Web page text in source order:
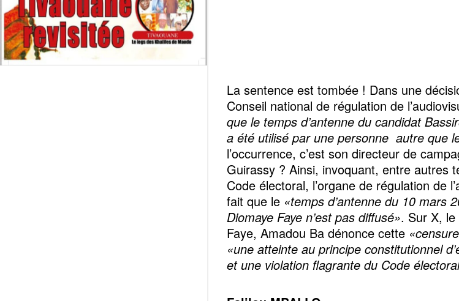
La sentence est tombée ! Dans une
Conseil national de régulation de
que le temps d’antenne du candidat
a été utilisé par une personne autre que
l’occurrence, c’est son directeur de
Guirassy ? Ainsi, invoquant, entre autres
Code électoral, l’organe de régulation de
fait que le «temps d’antenne du 10 mars
Diomaye Faye n’est pas diffusé». Sur X,
Faye, Amadou Ba dénonce cette
«une atteinte au principe constitutionnel
et une violation flagrante du Code